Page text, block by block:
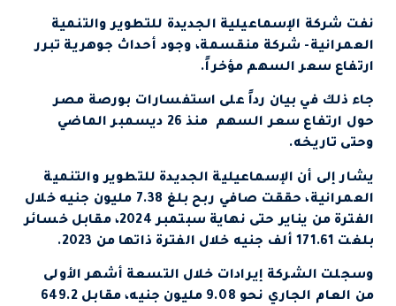
نفت شركة الإسماعيلية الجديدة للتطوير والتنمية
العمرانية- شركة منقسمة، وجود أحداث جوهرية تبرر
ارتفاع سعر السهم مؤخراً.
جاء ذلك في بيان رداً على استفسارات بورصة مصر
حول ارتفاع سعر السهم منذ 26 ديسمبر الماضي
وحتى تاريخه.
يشار إلى أن الإسماعيلية الجديدة للتطوير والتنمية
العمرانية، حققت صافي ربح بلغ 7.38 مليون جنيه خلال
الفترة من يناير حتى نهاية سبتمبر 2024، مقابل خسائر
بلغت 171.61 ألف جنيه خلال الفترة ذاتها من 2023.
وسجلت الشركة إيرادات خلال التسعة أشهر الأولى
من العام الجاري نحو 9.08 مليون جنيه، مقابل 649.2